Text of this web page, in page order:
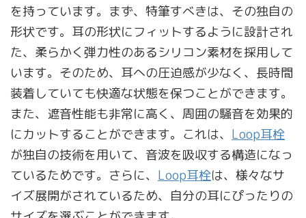
を持っています。まず、特筆すべきは、その独自の
形状です。耳の形状にフィットするように設計され
た、柔らかく弾力性のあるシリコン素材を採用して
います。そのため、耳への圧迫感が少なく、長時間
装着していても快適な状態を保つことができます。
また、遮音性能も非常に高く、周囲の騒音を効果的
にカットすることができます。これは、 Loop耳栓
が独自の技術を用いて、音波を吸収する構造になっ
ているためです。さらに、 Loop耳栓は、様々なサ
イズ展開がされているため、自分の耳にぴったりの